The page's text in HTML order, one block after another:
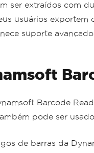
ser extraídos com
usuários
suporte
Barcode
pode ser
de barras da